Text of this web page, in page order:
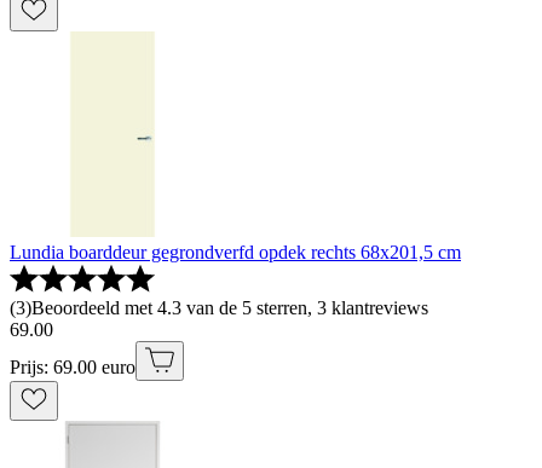
Lundia boarddeur gegrondverfd opdek rechts 68x201,5 cm
(3)Beoordeeld met 4.3 van de 5 sterren, 3 klantreviews
69.00
Prijs: 69.00 euro